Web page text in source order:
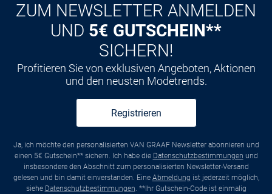
ZUM NEWSLETTER ANMELDEN
UND 5€ GUTSCHEIN**
SICHERN!
Profitieren Sie von exklusiven Angeboten, Aktionen
und den neusten Modetrends.
Registrieren
Ja, ich möchte den personalisierten VAN GRAAF Newsletter abonnieren und
einen 5€ Gutschein** sichern. Ich habe die Datenschutzbestimmungen und
insbesondere den Abschnitt zum personalisierten Newsletter-Versand
gelesen und bin damit einverstanden. Eine Abmeldung ist jederzeit möglich,
siehe Datenschutzbestimmungen. **Ihr Gutschein-Code ist einmalig